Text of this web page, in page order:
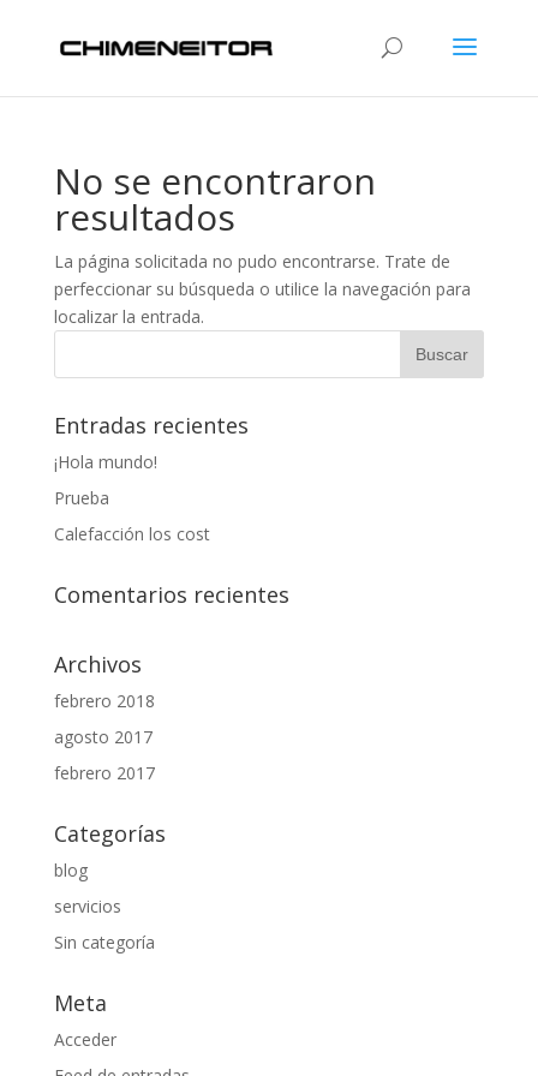
No se encontraron
resultados
La página solicitada no pudo encontrarse. Trate de
perfeccionar su búsqueda o utilice la navegación para
localizar la entrada.
Entradas recientes
¡Hola mundo!
Prueba
Calefacción los cost
Comentarios recientes
Archivos
febrero 2018
agosto 2017
febrero 2017
Categorías
blog
servicios
Sin categoría
Meta
Acceder